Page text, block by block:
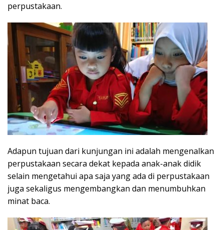
perpustakaan.
Adapun tujuan dari kunjungan ini adalah mengenalkan
perpustakaan secara dekat kepada anak-anak didik
selain mengetahui apa saja yang ada di perpustakaan
juga sekaligus mengembangkan dan menumbuhkan
minat baca.